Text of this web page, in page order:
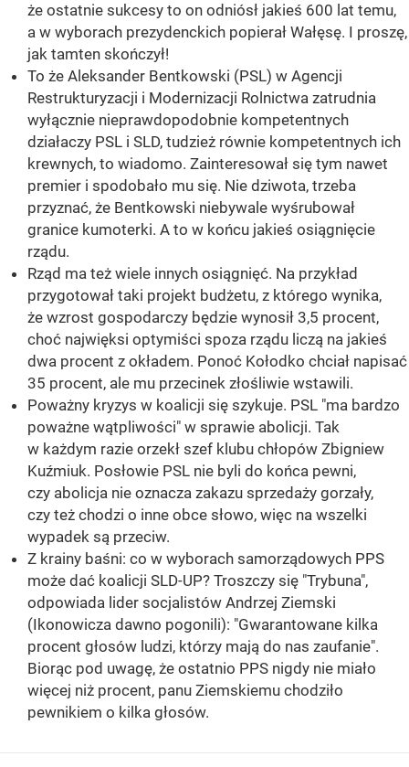
że ostatnie sukcesy to on odniósł jakieś 600 lat temu,
a w wyborach prezydenckich popierał Wałęsę. I proszę,
jak tamten skończył!
To że Aleksander Bentkowski (PSL) w Agencji
Restrukturyzacji i Modernizacji Rolnictwa zatrudnia
wyłącznie nieprawdopodobnie kompetentnych
działaczy PSL i SLD, tudzież równie kompetentnych ich
krewnych, to wiadomo. Zainteresował się tym nawet
premier i spodobało mu się. Nie dziwota, trzeba
przyznać, że Bentkowski niebywale wyśrubował
granice kumoterki. A to w końcu jakieś osiągnięcie
rządu.
Rząd ma też wiele innych osiągnięć. Na przykład
przygotował taki projekt budżetu, z którego wynika,
że wzrost gospodarczy będzie wynosił 3,5 procent,
choć najwięksi optymiści spoza rządu liczą na jakieś
dwa procent z okładem. Ponoć Kołodko chciał napisać
35 procent, ale mu przecinek złośliwie wstawili.
Poważny kryzys w koalicji się szykuje. PSL "ma bardzo
poważne wątpliwości" w sprawie abolicji. Tak
w każdym razie orzekł szef klubu chłopów Zbigniew
Kuźmiuk. Posłowie PSL nie byli do końca pewni,
czy abolicja nie oznacza zakazu sprzedaży gorzały,
czy też chodzi o inne obce słowo, więc na wszelki
wypadek są przeciw.
Z krainy baśni: co w wyborach samorządowych PPS
może dać koalicji SLD-UP? Troszczy się "Trybuna",
odpowiada lider socjalistów Andrzej Ziemski
(Ikonowicza dawno pogonili): "Gwarantowane kilka
procent głosów ludzi, którzy mają do nas zaufanie".
Biorąc pod uwagę, że ostatnio PPS nigdy nie miało
więcej niż procent, panu Ziemskiemu chodziło
pewnikiem o kilka głosów.